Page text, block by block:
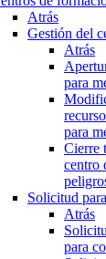
Atrás
Gestión del
Atrás
para
para
Cierre
centro
Solicitud
Atrás
para